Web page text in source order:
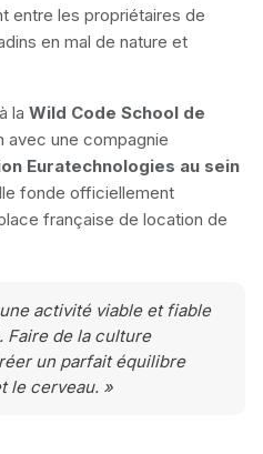
entre les propriétaires de
en mal de nature et
la Wild Code School de
avec une compagnie
Euratechnologies au sein
fonde officiellement
française de location de
activité viable et fiable
Faire de la culture
un parfait équilibre
le cerveau. »